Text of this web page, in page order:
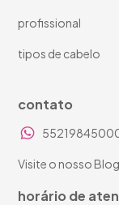
profissional
tipos de cabelo
contato
Visite o nosso
horário de